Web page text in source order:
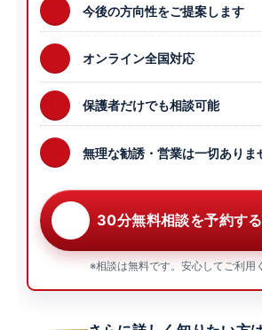
今後の方向性をご提案します
オンライン全国対応
保護者だけでも相談可能
無理な勧誘・営業は一切ありま
30分無料相談を予約する
※相談は無料です。安心してご利用